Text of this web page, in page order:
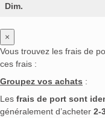
Dim.
×
Vous trouvez les frais de
ces frais :
Groupez vos achats :
Les frais de port sont
généralement d’acheter 2-